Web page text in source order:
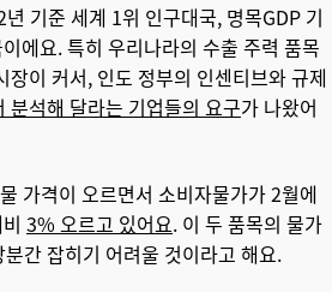
기준 세계 1위 인구대국, 명목GDP 기
에요. 특히 우리나라의 수출 주력 품목
장이 커서, 인도 정부의 인센티브와 규제
분석해 달라는 기업들의 요구가 나왔어
가격이 오르면서 소비자물가가 2월에
3% 오르고 있어요. 이 두 품목의 물가
간 잡히기 어려울 것이라고 해요.